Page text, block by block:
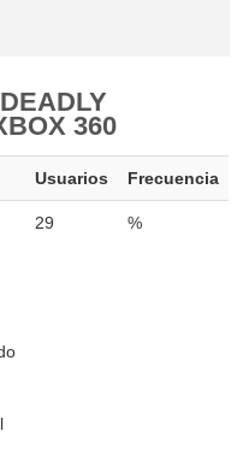
360
Usuarios Frecuencia
29 %